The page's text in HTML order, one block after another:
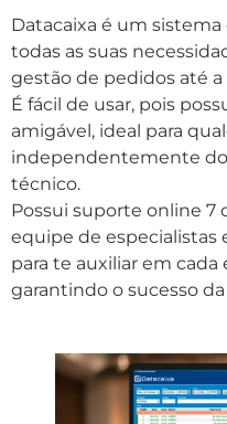
Datacaixa é um
todas as suas
gestão de pedidos até a
É fácil de usar, pois
amigável, ideal para
independentemente
técnico.
Possui suporte online 7
equipe de especialistas
para te auxiliar em cada
garantindo o sucesso